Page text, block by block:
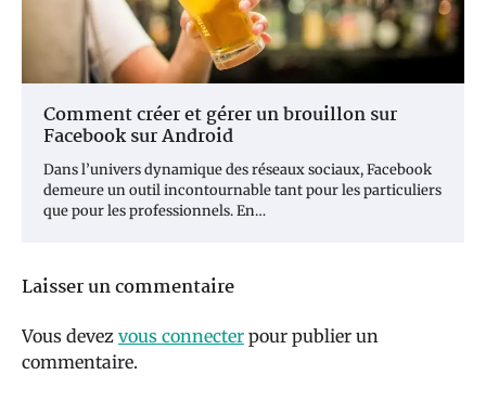
Comment créer et gérer un brouillon sur
Facebook sur Android
Dans l’univers dynamique des réseaux sociaux, Facebook
demeure un outil incontournable tant pour les particuliers
que pour les professionnels. En…
Laisser un commentaire
Vous devez vous connecter pour publier un
commentaire.